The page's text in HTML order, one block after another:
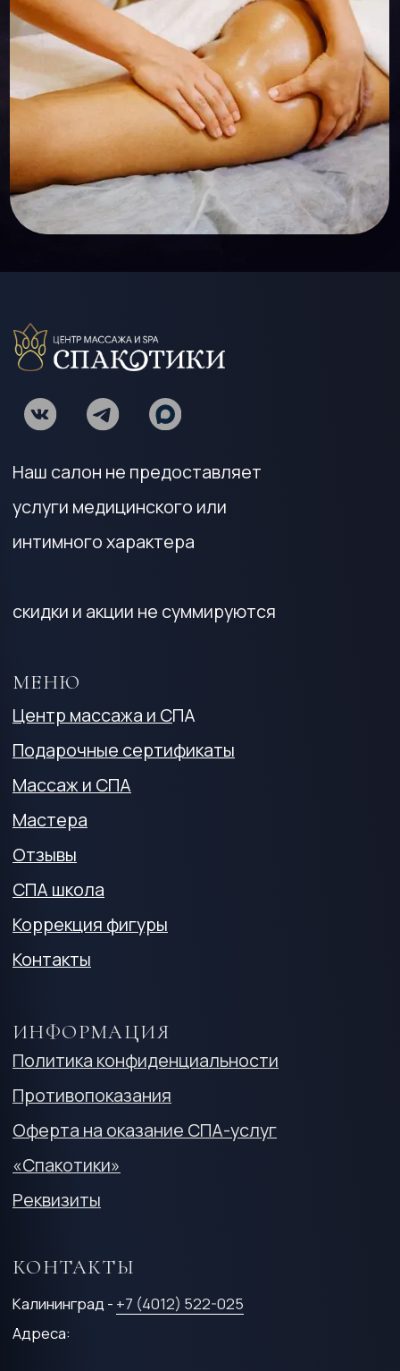
КОНТАКТЫ
Калининград -+7 (4012) 522-025
Адреса:
Московский пр., 14б
Зеленоградск ул. Гагарина, 85а
+7 (906) 237‒50‒67
info.spakotiki@gmail.com
© 2022-2024 СПАКОТИКИ